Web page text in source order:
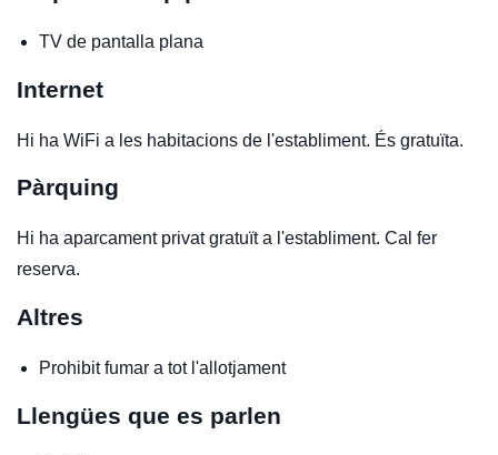
TV de pantalla plana
Internet
Hi ha WiFi a les habitacions de l'establiment. És gratuïta.
Pàrquing
Hi ha aparcament privat gratuït a l'establiment. Cal fer
reserva.
Altres
Prohibit fumar a tot l'allotjament
Llengües que es parlen